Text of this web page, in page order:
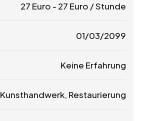
27 Euro - 27 Euro / Stunde
01/03/2099
Keine Erfahrung
Kunsthandwerk, Restaurierung